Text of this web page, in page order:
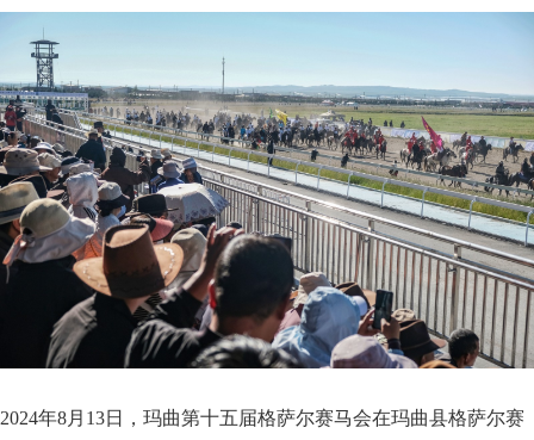
2024年8月13日，玛曲第十五届格萨尔赛马会在玛曲县格萨尔赛